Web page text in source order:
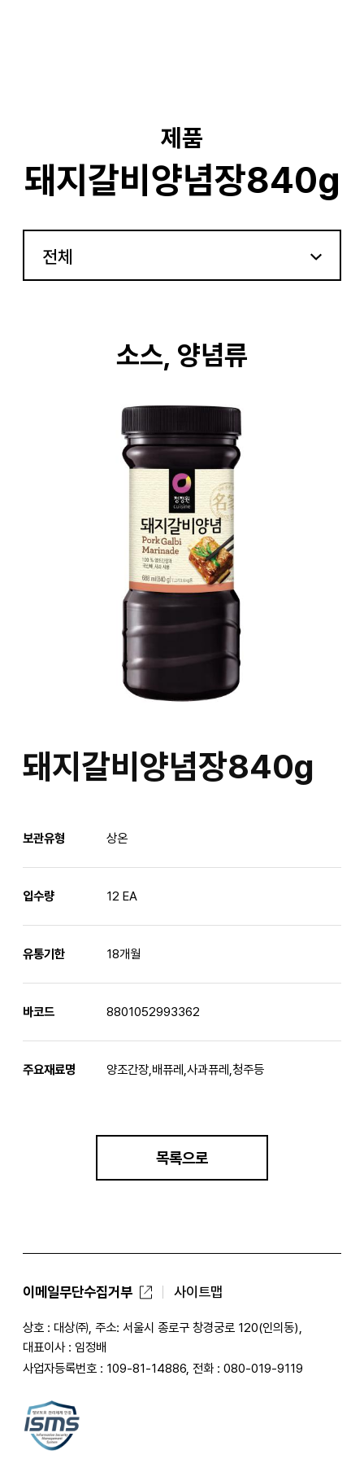
제품
돼지갈비양념장840g
전체
소스, 양념류
돼지갈비양념장840g
보관유형 상온
입수량 12 EA
유통기한 18개월
바코드 8801052993362
주요재료명 양조간장,배퓨레,사과퓨레,청주등
목록으로
이메일무단수집거부 사이트맵
상호 : 대상㈜, 주소: 서울시 종로구 창경궁로 120(인의동),
대표이사 : 임정배
사업자등록번호 : 109-81-14886, 전화 : 080-019-9119